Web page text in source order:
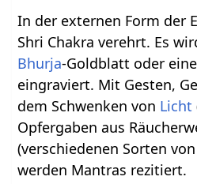
In der externen Form der
Shri Chakra verehrt. Es
Bhurja-Goldblatt oder
eingraviert. Mit Gesten,
dem Schwenken von Licht
Opfergaben aus
(verschiedenen Sorten
werden Mantras rezitiert.